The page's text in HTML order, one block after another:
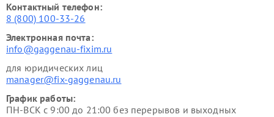
Контактный телефон:
8 (800) 100-33-26
Электронная почта:
info@gaggenau-fixim.ru
для юридических лиц
manager@fix-gaggenau.ru
График работы:
ПН-ВСК с 9:00 до 21:00 без перерывов и выходных